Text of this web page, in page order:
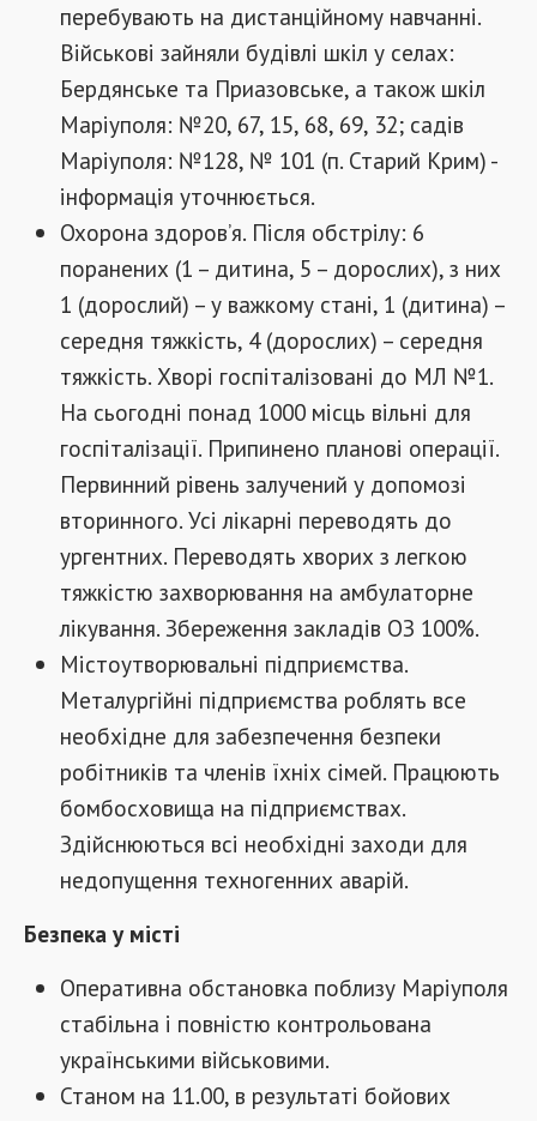
перебувають на дистанційному навчанні.
Військові зайняли будівлі шкіл у селах:
Бердянське та Приазовське, а також шкіл
Маріуполя: №20, 67, 15, 68, 69, 32; садів
Маріуполя: №128, № 101 (п. Старий Крим) -
інформація уточнюється.
Охорона здоров’я. Після обстрілу: 6
поранених (1 – дитина, 5 – дорослих), з них
1 (дорослий) – у важкому стані, 1 (дитина) –
середня тяжкість, 4 (дорослих) – середня
тяжкість. Хворі госпіталізовані до МЛ №1.
На сьогодні понад 1000 місць вільні для
госпіталізації. Припинено планові операції.
Первинний рівень залучений у допомозі
вторинного. Усі лікарні переводять до
ургентних. Переводять хворих з легкою
тяжкістю захворювання на амбулаторне
лікування. Збереження закладів ОЗ 100%.
Містоутворювальні підприємства.
Металургійні підприємства роблять все
необхідне для забезпечення безпеки
робітників та членів їхніх сімей. Працюють
бомбосховища на підприємствах.
Здійснюються всі необхідні заходи для
недопущення техногенних аварій.
Безпека у місті
Оперативна обстановка поблизу Маріуполя
стабільна і повністю контрольована
українськими військовими.
Станом на 11.00, в результаті бойових